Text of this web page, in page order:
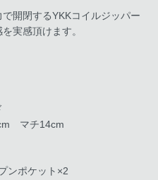
開閉するYKKコイルジッパー
実感頂けます。
マチ14cm
ンポケット×2